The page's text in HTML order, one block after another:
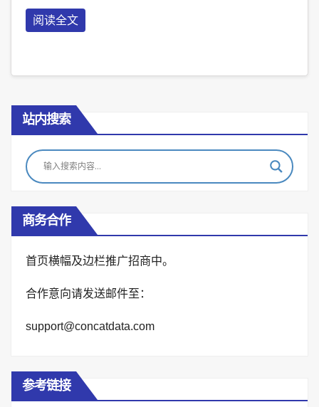
阅读全文
站内搜索
商务合作
首页横幅及边栏推广招商中。
合作意向请发送邮件至：
support@concatdata.com
参考链接